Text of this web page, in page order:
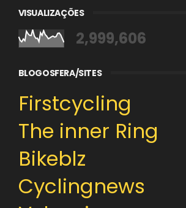
VISUALIZAÇÕES
2,999,606
BLOGOSFERA/SITES
Firstcycling
The inner Ring
Bikeblz
Cyclingnews